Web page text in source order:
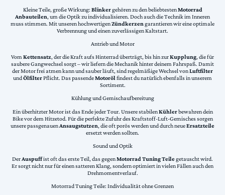
Kleine Teile, große Wirkung: Blinkergehören zu den beliebtestenMotorrad
Anbauteilen, um die Optik zu individualisieren. Doch auch die Technik im Inneren
muss stimmen. Mit unseren hochwertigenZündkerzen garantieren wir eine optimale
Verbrennung und einen zuverlässigen Kaltstart.
Antrieb und Motor
VomKettensatz, der die Kraft aufs Hinterrad überträgt, bis hin zurKupplung, die für
saubere Gangwechsel sorgt – wir liefern die Mechanik hinter deinem Fahrspaß. Damit
der Motor frei atmen kann und sauber läuft, sind regelmäßige Wechsel vonLuftfilter
undÖlfilterPflicht. Das passendeMotorölfindest du natürlich ebenfalls in unserem
Sortiment.
Kühlung und Gemischaufbereitung
Ein überhitzter Motor ist das Ende jeder Tour. Unsere stabilenKühlerbewahren dein
Bike vor dem Hitzetod. Für die perfekte Zufuhr des Kraftstoff-Luft-Gemisches sorgen
unsere passgenauenAnsaugstutzen, die oft porös werden und durch neueErsatzteile
ersetzt werden sollten.
Sound und Optik
DerAuspuffist oft das erste Teil, das gegenMotorrad Tuning Teilegetauscht wird.
Er sorgt nicht nur für einen satteren Klang, sondern optimiert in vielen Fällen auch den
Drehmomentverlauf.
Motorrad Tuning Teile: Individualität ohne Grenzen